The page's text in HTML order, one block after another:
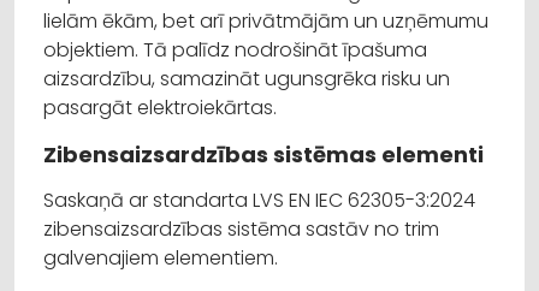
lielām ēkām, bet arī privātmājām un uzņēmumu
objektiem. Tā palīdz nodrošināt īpašuma
aizsardzību, samazināt ugunsgrēka risku un
pasargāt elektroiekārtas.
Zibensaizsardzības sistēmas elementi
Saskaņā ar standarta LVS EN IEC 62305-3:2024
zibensaizsardzības sistēma sastāv no trim
galvenajiem elementiem.